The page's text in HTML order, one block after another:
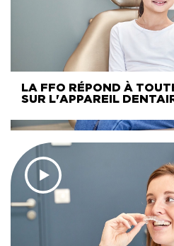
LA FFO RÉPOND À
SUR L'APPAREIL